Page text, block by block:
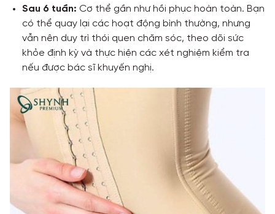
Sau 6 tuần: Cơ thể gần như hồi phục hoàn toàn. Bạn
có thể quay lại các hoạt động bình thường, nhưng
vẫn nên duy trì thói quen chăm sóc, theo dõi sức
khỏe định kỳ và thực hiện các xét nghiệm kiểm tra
nếu được bác sĩ khuyến nghị.